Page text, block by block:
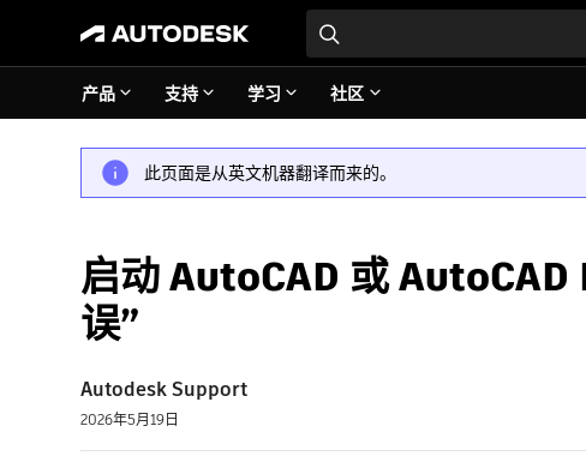
产品 支持 学习 社区
此页面是从英文机器翻译而来的。
启动 AutoCAD 或 AutoCAD
误”
Autodesk Support
2026年5月19日